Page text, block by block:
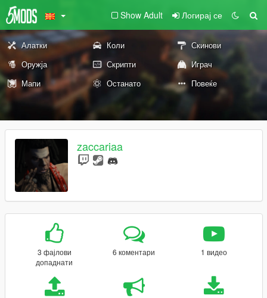
Show Adult Логирај се
Алатки Коли
Скинови
Оружја
Скрипти
Играч
Мапи
Останато Повеќе
zaccariaa
3 фајлови
допаднати
6 коментари 1 видео